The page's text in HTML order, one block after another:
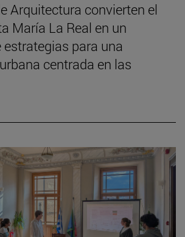
Arquitectura convierten el
María La Real en un
estrategias para una
centrada en las